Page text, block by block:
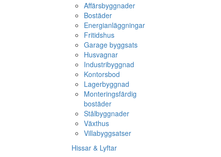
Affärsbyggnader
Bostäder
Energianläggningar
Fritidshus
Garage byggsats
Husvagnar
Industribyggnad
Kontorsbod
Lagerbyggnad
Monteringsfärdig
bostäder
Stålbyggnader
Växthus
Villabyggsatser
Hissar & Lyftar